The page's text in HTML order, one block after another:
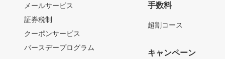
メールサービス
証券税制
クーポンサービス
バースデープログラム
手数料
超割コース
キャンペーン